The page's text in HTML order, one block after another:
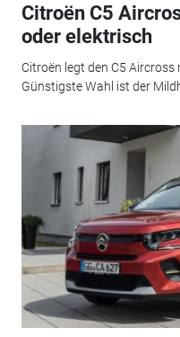
Citroën C5
oder elektrisch
Citroën legt den C5 Aircross
Günstigste Wahl ist der